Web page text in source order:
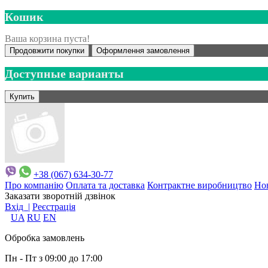
Кошик
Ваша корзина пуста!
Продовжити покупки Оформлення замовлення
Доступные варианты
+38 (067) 634-30-77
Про компанію Оплата та доставка Контрактне виробництво
Заказати зворотній дзвінок
Вхід | Реєстрація
UA RU EN
Обробка замовлень
Пн - Пт з 09:00 до 17:00